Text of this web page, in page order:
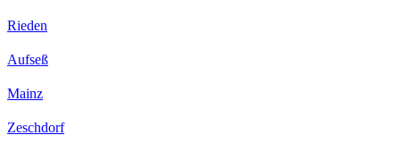
Rieden
Aufseß
Mainz
Zeschdorf